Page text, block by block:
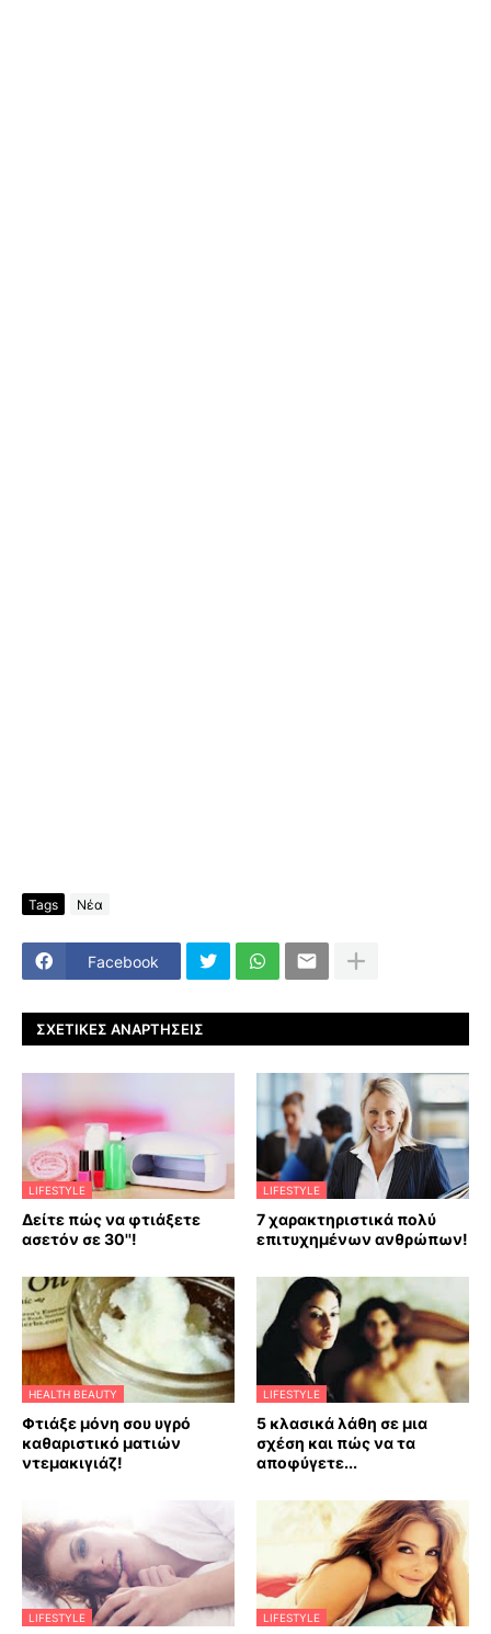
Tags Νέα
Facebook
ΣΧΕΤΙΚΈΣ ΑΝΑΡΤΉΣΕΙΣ
LIFESTYLE
Δείτε πώς να φτιάξετε
ασετόν σε 30''!
LIFESTYLE
7 χαρακτηριστικά πολύ
επιτυχημένων ανθρώπων!
HEALTH BEAUTY
Φτιάξε μόνη σου υγρό
καθαριστικό ματιών
ντεμακιγιάζ!
LIFESTYLE
5 κλασικά λάθη σε μια
σχέση και πώς να τα
αποφύγετε...
LIFESTYLE LIFESTYLE